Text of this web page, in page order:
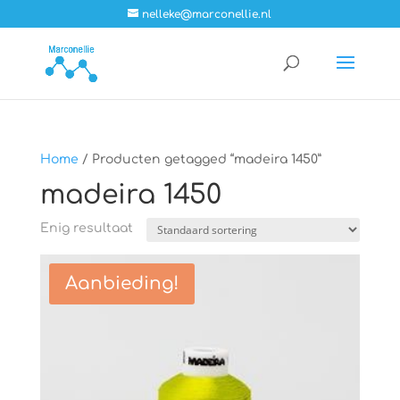
nelleke@marconellie.nl
Home / Producten getagged “madeira 1450”
madeira 1450
Enig resultaat
Aanbieding!